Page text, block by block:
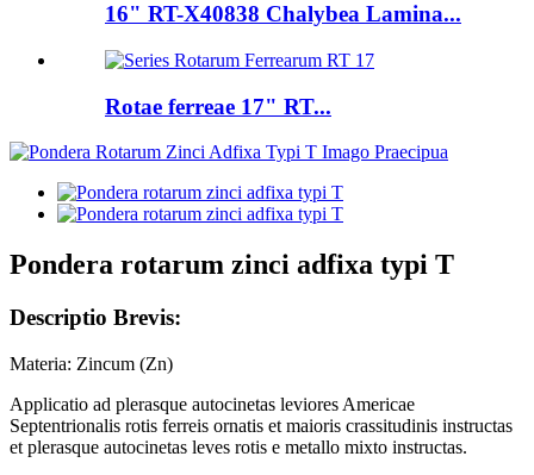
16" RT-X40838 Chalybea Lamina...
Rotae ferreae 17" RT...
Pondera rotarum zinci adfixa typi T
Descriptio Brevis:
Materia: Zincum (Zn)
Applicatio ad plerasque autocinetas leviores Americae
Septentrionalis rotis ferreis ornatis et maioris crassitudinis instructas
et plerasque autocinetas leves rotis e metallo mixto instructas.